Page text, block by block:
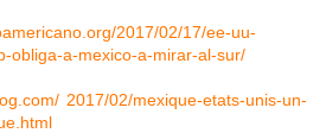
2017/02/17/ee-uu-
obliga-a-mexico-a-mirar-al-sur/
2017/02/mexique-etats-unis-un-